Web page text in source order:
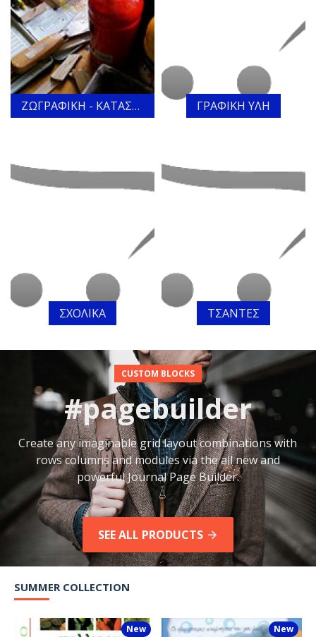
ΖΩΓΡΑΦΙΚΗ - ΚΑΤΑΣΚΕΥΕΣ ΓΡΑΦΙΚΗ ΥΛΗ
ΣΧΟΛΙΚΑ ΤΣΑΝΤΕΣ
CUSTOM BLOCKS
#pagebuilder
Create any imaginable grid layout combinations with
rows columns and modules via the all new and
powerful Journal Page Builder.
SEE ALL PRODUCTS
SUMMER COLLECTION
New New